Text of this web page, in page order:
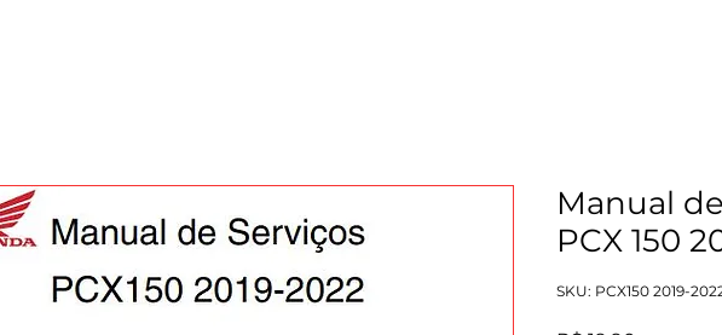
Manual
PCX 150
SKU: PCX150 2019-